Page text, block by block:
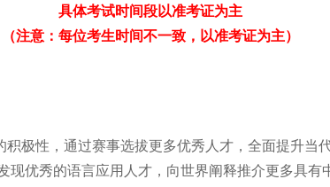
具体考试时间段以准考证为主
（注意：每位考生时间不一致，以准考证为主）
极性，通过赛事选拔更多优秀人才，全面提升当
现优秀的语言应用人才，向世界阐释推介更多具有